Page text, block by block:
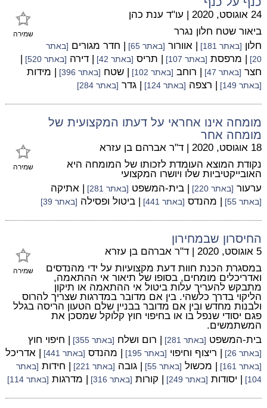
שמירה
24 אוגוסט, 2020 | עו"ד ענת כהן
ביאור שטח חלון נגרר
חלון [באתר 181] | אוורור [באתר 65] | חדר מגורים [באתר
20]
| מרפסת [באתר 107] | תריס [באתר 42] | דירה [באתר 520]
|
חצר [באתר 47] | רוחב [באתר 102] | שטח [באתר 396] | מידות
[באתר 149] | רצפה [באתר 124] | גדר [באתר 284]
מומחה אינו אחראי על דעתו המקצועית של
מומחה אחר
שמירה
18 אוגוסט, 2020 | ד"ר אברהם בן עזרא
נקודת המוצא העומדת לזכותו של המומחה היא
האובייקטיביות שלו ויושרו המקצועי
ערעור [באתר 220] | בית-המשפט [באתר 281] | אתיקה
[באתר 55] | מהנדס [באתר 441] | ביטול ופסילה [באתר 39]
החיסרון שבמחירון
שמירה
5 אוגוסט, 2020 | ד"ר אברהם בן עזרא
במסגרת הכנת חוות דעת מקצועיות על ידי מהנדסים
ואדריכלים מומחים, בסופו של תיאור אי ההתאמה,
מתבקש להעריך עלות ביטול אי ההתאמה או תיקון
הליקוי בדרך כלשהי. בין אם מדובר במדרגות שצריך להרוס
ולבנות מחדש ובין אם מדובר בבניין שלם הטעון הריסה בגלל
פגם יסודי שנפל בו או בחיפוי חוץ קלוקל שמסכן את
המשתמשים.
בית-המשפט [באתר 281] | רום ושלח [באתר 355] | חיפוי חוץ
[באתר 26] | ריצוף וחיפוי [באתר 195] | מהנדס [באתר 441] | אדריכל
[באתר 161] | מכשול [באתר 55] | גובה [באתר 221] | חידות [באתר
104]
| יסודות [באתר 249] | קורות [באתר 316] | מדרגות [באתר 114]